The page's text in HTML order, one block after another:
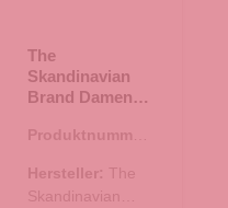
The
Skandinavian
Brand Damen
Geldbörse -
Produktnummer:
Hersteller: The
Skandinavian